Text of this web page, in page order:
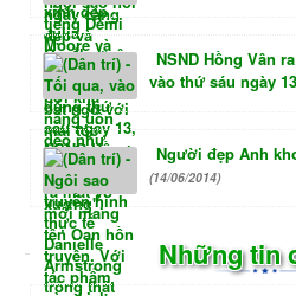
NSND Hồng Vân
vào thứ sáu ngày 13
Người đẹp Anh
(14/06/2014)
Những tin